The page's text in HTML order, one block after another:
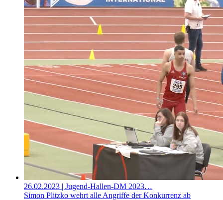
26.02.2023 | Jugend-Hallen-DM 2023…
Simon Plitzko wehrt alle Angriffe der Konkurrenz ab